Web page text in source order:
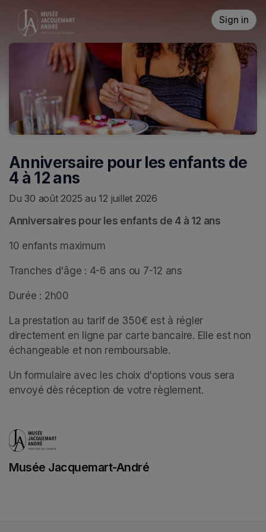
Skip header
Sign in
Anniversaire pour les enfants de
4 à 12 ans
Du 30 août 2025 au 12 juillet 2026
Anniversaires pour les enfants de 4 à 12 ans
10 enfants maximum
Tranches d'âge : 4-6 ans ou 7-12 ans
Durée : 2h00
La prestation au tarif de 350€ est à régler
directement en ligne par carte bancaire. Elle est non
échangeable et non remboursable.
Un formulaire avec les choix d'options vous sera
envoyé dès réception de votre règlement.
Musée Jacquemart-André